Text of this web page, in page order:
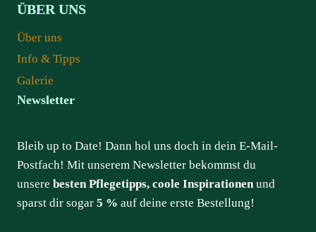
ÜBER UNS
Über uns
Info & Tipps
Galerie
Newsletter
Bleib up to Date! Dann hol uns doch in dein E-Mail-
Postfach! Mit unserem Newsletter bekommst du
unsere besten Pflegetipps, coole Inspirationenund
sparst dir sogar 5 % auf deine erste Bestellung!